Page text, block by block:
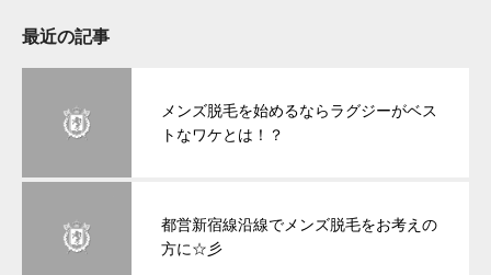
最近の記事
メンズ脱毛を始めるならラグジーがベス
トなワケとは！？
都営新宿線沿線でメンズ脱毛をお考えの
方に☆彡